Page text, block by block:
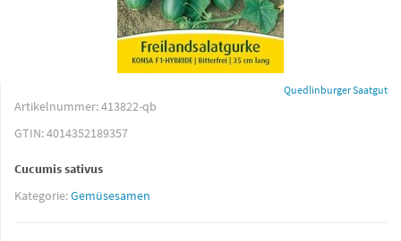
Quedlinburger Saatgut
Artikelnummer:413822-qb
GTIN:4014352189357
Cucumis sativus
Kategorie:Gemüsesamen